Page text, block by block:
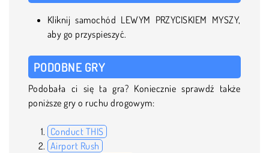
Kliknij samochód LEWYM PRZYCISKIEM MYSZY,
aby go przyspieszyć.
PODOBNE GRY
Podobała ci się ta gra? Koniecznie sprawdź także
poniższe gry o ruchu drogowym:
Conduct THIS
Airport Rush